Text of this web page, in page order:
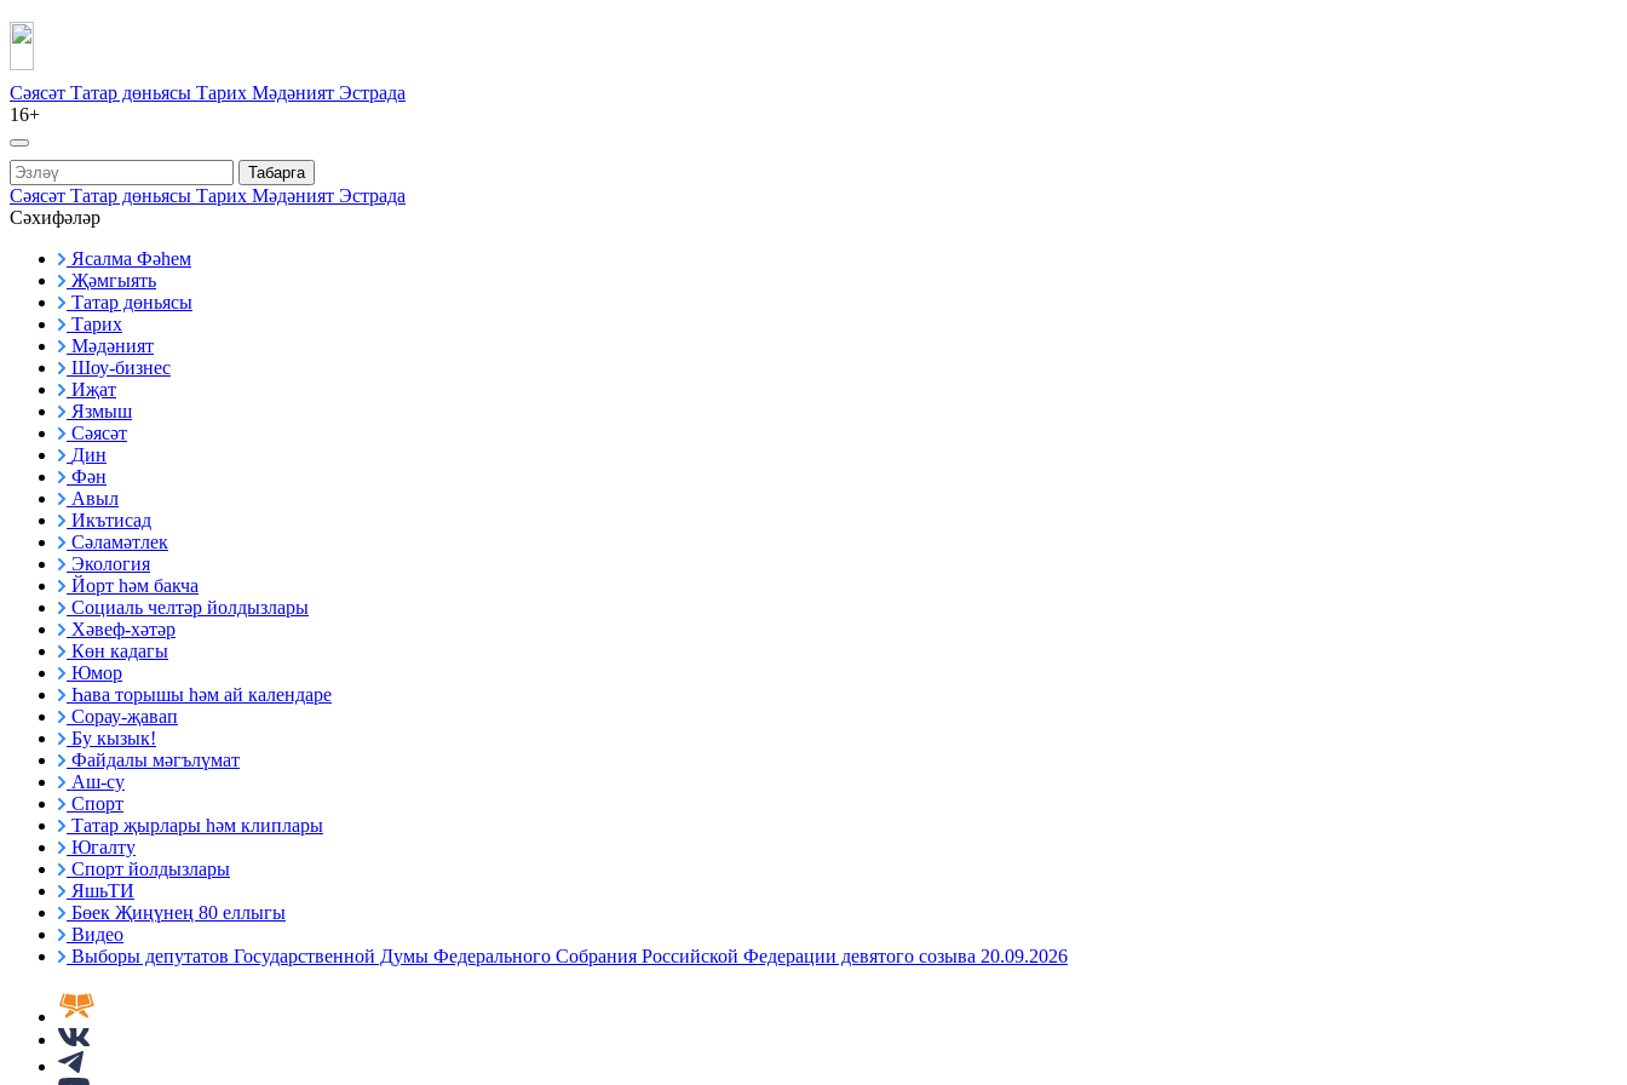
Сәясәт Татар дөньясы Тарих Мәдәният Эстрада
16+
Табарга
Сәясәт Татар дөньясы Тарих Мәдәният Эстрада
Сәхифәләр
Ясалма Фәһем
Җәмгыять
Татар дөньясы
Тарих
Мәдәният
Шоу-бизнес
Иҗат
Язмыш
Сәясәт
Дин
Фән
Авыл
Икътисад
Сәламәтлек
Экология
Йорт һәм бакча
Социаль челтәр йолдызлары
Хәвеф-хәтәр
Көн кадагы
Юмор
Һава торышы һәм ай календаре
Сорау-җавап
Бу кызык!
Файдалы мәгълүмат
Аш-су
Спорт
Татар җырлары һәм клиплары
Югалту
Спорт йолдызлары
ЯшьТИ
Бөек Җиңүнең 80 еллыгы
Видео
Выборы депутатов Государственной Думы Федерального Собрания Российской Федерации девятого созыва 20.09.2026